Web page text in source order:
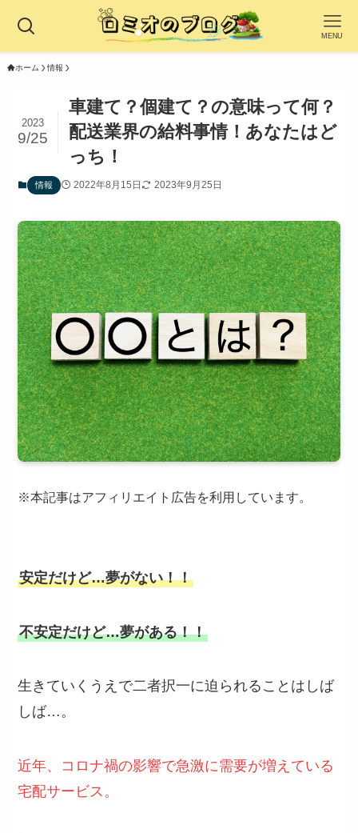
MENU
ホーム 情報
車建て？個建て？の意味って何？
配送業界の給料事情！あなたはど
っち！
2023
9/25
情報 2022年8月15日 2023年9月25日
※本記事はアフィリエイト広告を利用しています。
安定だけど…夢がない！！
不安定だけど…夢がある！！
生きていくうえで二者択一に迫られることはしば
しば…。
近年、コロナ禍の影響で急激に需要が増えている
宅配サービス。